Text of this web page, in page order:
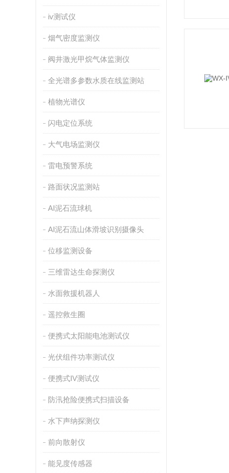
iv测试仪
烟气密度监测仪
阀井激光甲烷气体监测仪
全光谱多参数水质在线监测站
植物光谱仪
闪电定位系统
大气电场监测仪
雷电预警系统
路面状况监测站
AI泥石流球机
AI泥石流山体滑坡识别摄像头
位移监测设备
三维雷达生命探测仪
水面救援机器人
遥控救生圈
便携式太阳能电池测试仪
光伏组件功率测试仪
便携式IV测试仪
防汛抢险便携式扫描设备
水下声纳探测仪
前向散射仪
能见度传感器